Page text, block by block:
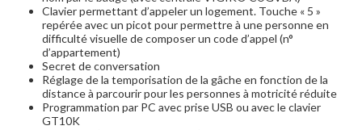
Clavier permettant d’appeler un logement. Touche « 5 »
repérée avec un picot pour permettre à une personne en
difficulté visuelle de composer un code d’appel (n°
d’appartement)
Secret de conversation
Réglage de la temporisation de la gâche en fonction de la
distance à parcourir pour les personnes à motricité réduite
Programmation par PC avec prise USB ou avec le clavier
GT10K